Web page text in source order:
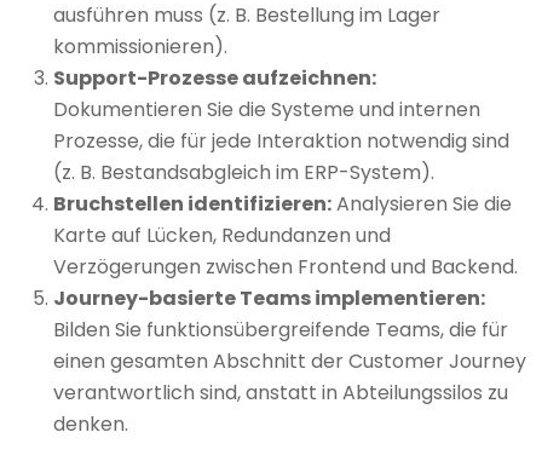
ausführen muss (z. B. Bestellung im Lager
kommissionieren).
Support-Prozesse aufzeichnen:
Dokumentieren Sie die Systeme und internen
Prozesse, die für jede Interaktion notwendig sind
(z. B. Bestandsabgleich im ERP-System).
Bruchstellen identifizieren:Analysieren Sie die
Karte auf Lücken, Redundanzen und
Verzögerungen zwischen Frontend und Backend.
Journey-basierte Teams implementieren:
Bilden Sie funktionsübergreifende Teams, die für
einen gesamten Abschnitt der Customer Journey
verantwortlich sind, anstatt in Abteilungssilos zu
denken.